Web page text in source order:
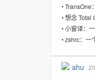
•TransOne
•想念 Total
不到 1MB
•小窗译：
•zshrc：一
ahu